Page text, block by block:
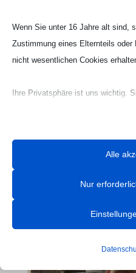
Wenn Sie unter 16 Jahre alt sind,
Zustimmung eines Elternteils oder
nicht wesentlichen Cookies
Ihre Privatsphäre ist uns wichtig.
Sie können Ihre Präferenzen
Schaltfläche „Einstellungen“
Beachten Sie, dass das
Alle
Nur